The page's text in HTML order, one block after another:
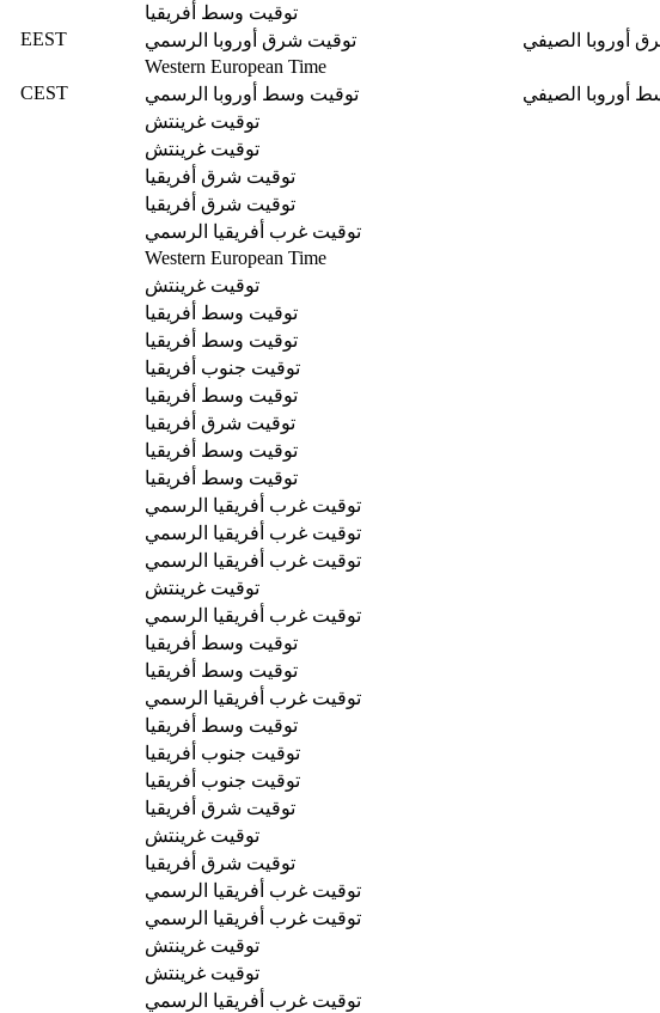
توقيت وسط أفريقيا
EEST توقيت شرق أوروبا الرسمي
أوروبا الصيفي
Western European Time
CEST توقيت وسط أوروبا الرسمي
أوروبا الصيفي
توقيت غرينتش
توقيت غرينتش
توقيت شرق أفريقيا
توقيت شرق أفريقيا
توقيت غرب أفريقيا الرسمي
Western European Time
توقيت غرينتش
توقيت وسط أفريقيا
توقيت وسط أفريقيا
توقيت جنوب أفريقيا
توقيت وسط أفريقيا
توقيت شرق أفريقيا
توقيت وسط أفريقيا
توقيت وسط أفريقيا
توقيت غرب أفريقيا الرسمي
توقيت غرب أفريقيا الرسمي
توقيت غرب أفريقيا الرسمي
توقيت غرينتش
توقيت غرب أفريقيا الرسمي
توقيت وسط أفريقيا
توقيت وسط أفريقيا
توقيت غرب أفريقيا الرسمي
توقيت وسط أفريقيا
توقيت جنوب أفريقيا
توقيت جنوب أفريقيا
توقيت شرق أفريقيا
توقيت غرينتش
توقيت شرق أفريقيا
توقيت غرب أفريقيا الرسمي
توقيت غرب أفريقيا الرسمي
توقيت غرينتش
توقيت غرينتش
توقيت غرب أفريقيا الرسمي